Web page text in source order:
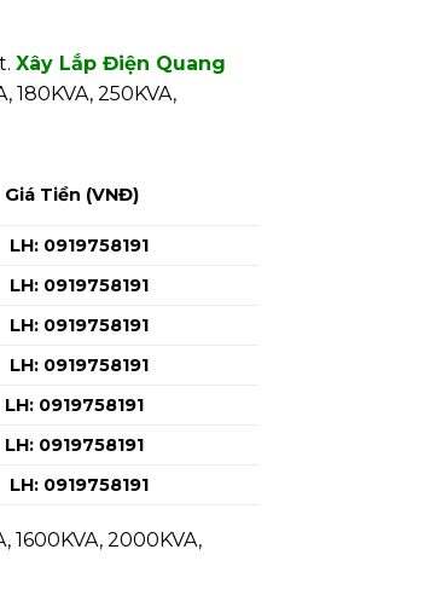
Xây Lắp Điện Quang
250KVA,
Giá Tiền (VNĐ)
LH: 0919758191
LH: 0919758191
LH: 0919758191
LH: 0919758191
LH: 0919758191
LH: 0919758191
LH: 0919758191
1600KVA, 2000KVA,